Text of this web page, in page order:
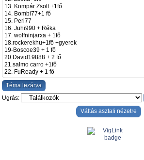
13. Kompár Zsolt +1fő
14. Bombi77+1 fő
15. Peri77
16. Juhi990 + Réka
17. wolfninjarxa + 1fő
18.rockerekhu+1fő +gyerek
19-Boscoe39 + 1 fő
20.David19888 + 2 fő
21.salmo carro +1fő
22. FuReady + 1 fő
Téma lezárva
Ugrás:
Váltás asztali nézetre